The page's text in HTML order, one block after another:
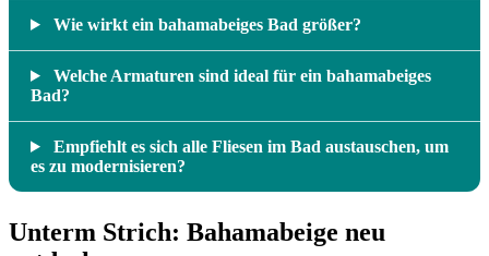
Wie wirkt ein bahamabeiges Bad größer?
Welche Armaturen sind ideal für ein bahamabeiges
Bad?
Empfiehlt es sich alle Fliesen im Bad austauschen, um
es zu modernisieren?
Unterm Strich: Bahamabeige neu